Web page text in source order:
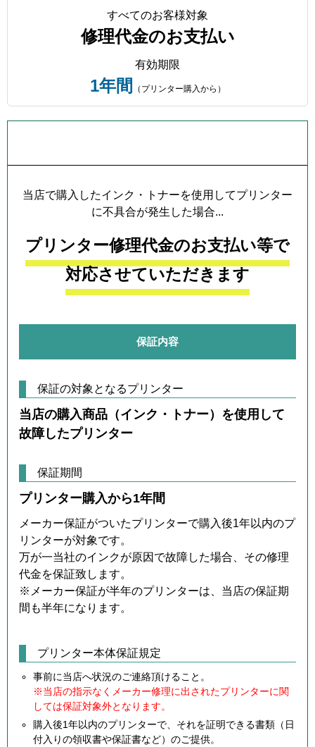
すべてのお客様対象
修理代金のお支払い
有効期限
1年間 （プリンター購入から）
当店で購入したインク・トナーを使用してプリンター
に不具合が発生した場合...
プリンター修理代金のお支払い等で
対応させていただきます
保証内容
保証の対象となるプリンター
当店の購入商品（インク・トナー）を使用して
故障したプリンター
保証期間
プリンター購入から1年間
メーカー保証がついたプリンターで購入後1年以内のプ
リンターが対象です。
万が一当社のインクが原因で故障した場合、その修理
代金を保証致します。
※メーカー保証が半年のプリンターは、当店の保証期
間も半年になります。
プリンター本体保証規定
事前に当店へ状況のご連絡頂けること。
※当店の指示なくメーカー修理に出されたプリンターに関
しては保証対象外となります。
購入後1年以内のプリンターで、それを証明できる書類（日
付入りの領収書や保証書など）のご提供。